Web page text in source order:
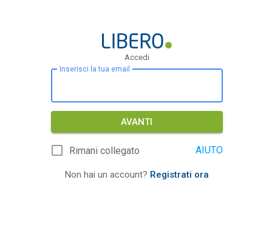
Accedi
Inserisci la tua email
AVANTI
Rimani collegato AIUTO
Non hai un account? Registrati ora